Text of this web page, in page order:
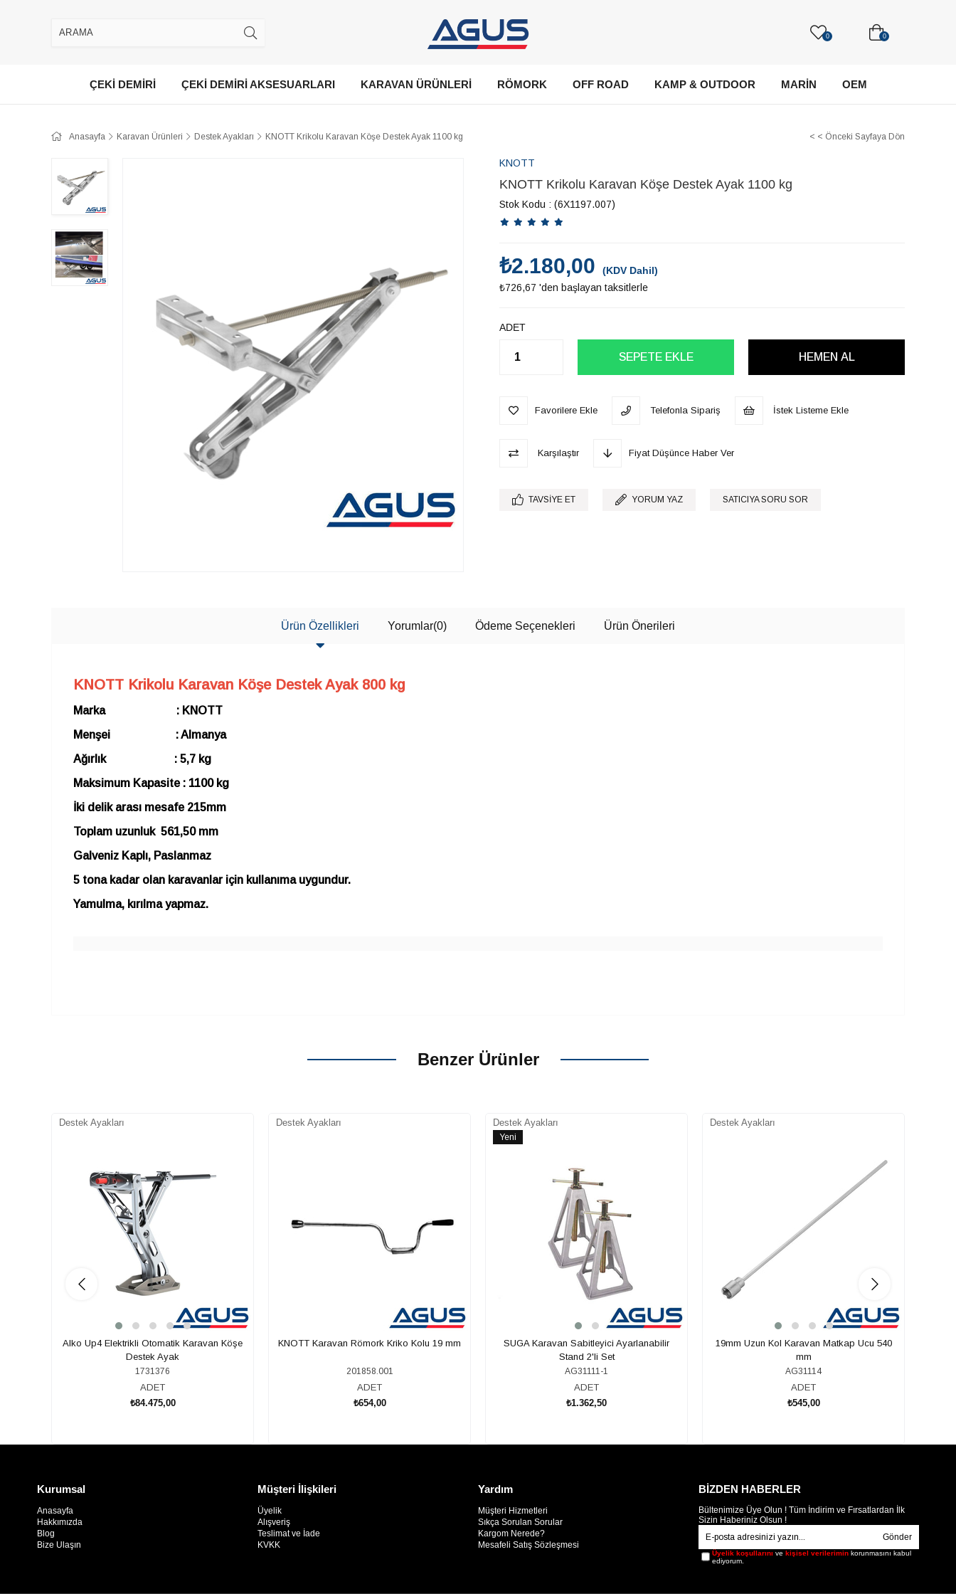
0 0
ÇEKİ DEMİRİ ÇEKİ DEMİRİ AKSESUARLARI KARAVAN ÜRÜNLERİ RÖMORK OFF ROAD KAMP & OUTDOOR MARİN OEM
Anasayfa Karavan Ürünleri Destek Ayakları KNOTT Krikolu Karavan Köşe Destek Ayak 1100 kg < < Önceki Sayfaya Dön
KNOTT
KNOTT Krikolu Karavan Köşe Destek Ayak 1100 kg
Stok Kodu (6X1197.007)
₺2.180,00
(KDV Dahil)
₺726,67 'den başlayan taksitlerle
ADET
Favorilere Ekle Telefonla Sipariş İstek Listeme Ekle
Karşılaştır Fiyat Düşünce Haber Ver
TAVSIYE ET YORUM YAZ SATICIYA SORU SOR
Ürün Özellikleri Yorumlar(0) Ödeme Seçenekleri Ürün Önerileri
KNOTT Krikolu Karavan Köşe Destek Ayak 800 kg
Marka : KNOTT
Menşei : Almanya
Ağırlık : 5,7 kg
Maksimum Kapasite : 1100 kg
İki delik arası mesafe 215mm
Toplam uzunluk 561,50 mm
Galveniz Kaplı, Paslanmaz
5 tona kadar olan karavanlar için kullanıma uygundur.
Yamulma, kırılma yapmaz.
Benzer Ürünler
Destek Ayakları
Alko Up4 Elektrikli Otomatik Karavan Köşe
Destek Ayak
1731376
ADET
₺84.475,00
Destek Ayakları
KNOTT Karavan Römork Kriko Kolu 19 mm
201858.001
ADET
₺654,00
Destek Ayakları
Yeni
SUGA Karavan Sabitleyici Ayarlanabilir
Stand 2'li Set
AG31111-1
ADET
₺1.362,50
Destek Ayakları
19mm Uzun Kol Karavan Matkap Ucu 540
mm
AG31114
ADET
₺545,00
Kurumsal
Anasayfa
Hakkımızda
Blog
Bize Ulaşın
Müşteri İlişkileri
Üyelik
Alışveriş
Teslimat ve İade
KVKK
Yardım
Müşteri Hizmetleri
Sıkça Sorulan Sorular
Kargom Nerede?
Mesafeli Satış Sözleşmesi
BİZDEN HABERLER
Bültenimize Üye Olun ! Tüm İndirim ve Fırsatlardan İlk
Sizin Haberiniz Olsun !
Gönder
Üyelik koşullarını ve kişisel verileriminkorunmasını kabul
ediyorum.